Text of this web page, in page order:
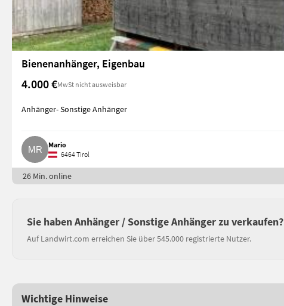
Bienenanhänger, Eigenbau
4.000 €MwSt nicht ausweisbar
Anhänger- Sonstige Anhänger
Mario
6464 Tirol
26 Min. online
Sie haben Anhänger / Sonstige Anhänger zu verkaufen?
Auf Landwirt.com erreichen Sie über 545.000 registrierte Nutzer.
Wichtige Hinweise